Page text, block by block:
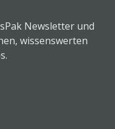
Newsletter und
wissenswerten